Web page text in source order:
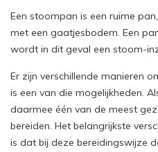
Een stoompan is een ruime
met een gaatjesbodem. Een
wordt in dit geval een stoom-
Er zijn verschillende manieren
is een van die mogelijkheden.
daarmee één van de meest
bereiden. Het belangrijkste
is dat bij deze bereidingswijze